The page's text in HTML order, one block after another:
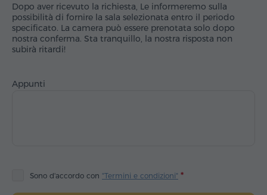
Dopo aver ricevuto la richiesta, Le informeremo sulla
possibilità di fornire la sala selezionata entro il periodo
specificato. La camera può essere prenotata solo dopo
nostra conferma. Sta tranquillo, la nostra risposta non
subirà ritardi!
Appunti
Sono d'accordo con "Termini e condizioni"